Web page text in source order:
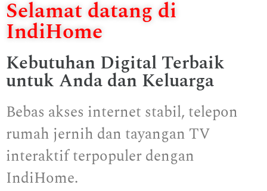
Selamat datang di
IndiHome
Kebutuhan Digital Terbaik
untuk Anda dan Keluarga
Bebas akses internet stabil, telepon
rumah jernih dan tayangan TV
interaktif terpopuler dengan
IndiHome.